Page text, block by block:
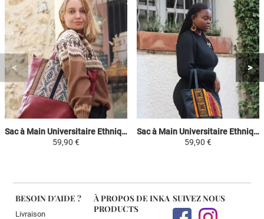
Sac à Main Universitaire Ethnique XL - Bordeaux/ Nuances de Marron - Tissu Péruvien
59,90 €
Sac à Main Universitaire Ethnique XL - Jaune et Rouge Coloré - Tissu Péruvien
59,90 €
BESOIN D'AIDE ?
Livraison
À PROPOS DE INKA
PRODUCTS
SUIVEZ NOUS